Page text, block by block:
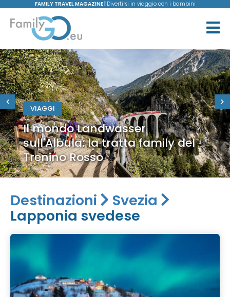
FAMILY TRAVEL MAGAZINE | Divertirsi in viaggio con i bambini
VIAGGI
Il mondo Landwasser
sull'Albula: la tratta family del
Trenino Rosso
Destinazioni
Svezia
Lapponia svedese